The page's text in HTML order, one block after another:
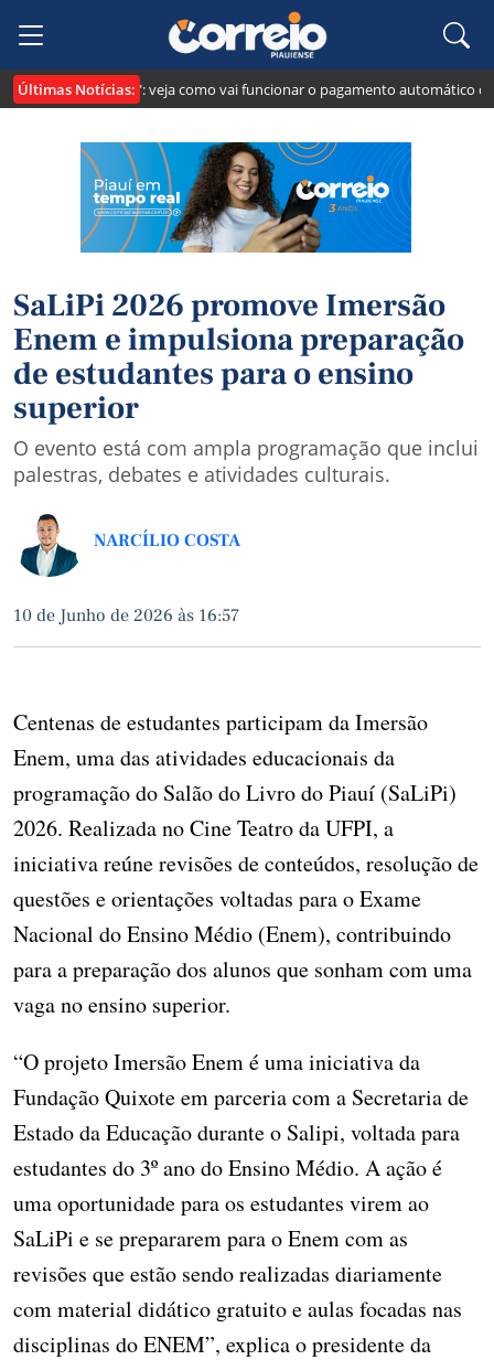
Últimas Notícias:
o "Pix Pensão": veja como vai funcionar o pagamento automático da
SaLiPi 2026 promove Imersão
Enem e impulsiona preparação
de estudantes para o ensino
superior
O evento está com ampla programação que inclui
palestras, debates e atividades culturais.
NARCÍLIO COSTA
10 de Junho de 2026 às 16:57
Centenas de estudantes participam da Imersão
Enem, uma das atividades educacionais da
programação do Salão do Livro do Piauí (SaLiPi)
2026. Realizada no Cine Teatro da UFPI, a
iniciativa reúne revisões de conteúdos, resolução de
questões e orientações voltadas para o Exame
Nacional do Ensino Médio (Enem), contribuindo
para a preparação dos alunos que sonham com uma
vaga no ensino superior.
“O projeto Imersão Enem é uma iniciativa da
Fundação Quixote em parceria com a Secretaria de
Estado da Educação durante o Salipi, voltada para
estudantes do 3º ano do Ensino Médio. A ação é
uma oportunidade para os estudantes virem ao
SaLiPi e se prepararem para o Enem com as
revisões que estão sendo realizadas diariamente
com material didático gratuito e aulas focadas nas
disciplinas do ENEM”, explica o presidente da